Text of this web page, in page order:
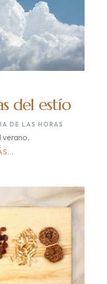
del estío
DE LAS HORAS
verano.